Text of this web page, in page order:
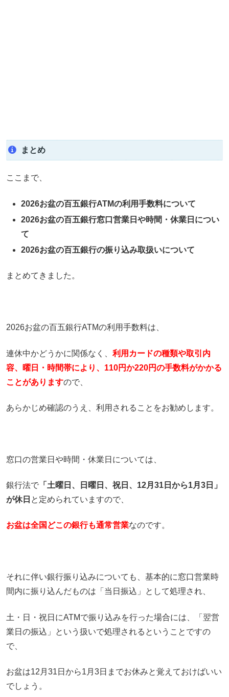
まとめ
ここまで、
2026お盆の百五銀行ATMの利用手数料について
2026お盆の百五銀行窓口営業日や時間・休業日につい
て
2026お盆の百五銀行の振り込み取扱いについて
まとめてきました。
2026お盆の百五銀行ATMの利用手数料は、
連休中かどうかに関係なく、 利用カードの種類や取引内
容、曜日・時間帯により、110円か220円の手数料がかかる
ことがありますので、
あらかじめ確認のうえ、利用されることをお勧めします。
窓口の営業日や時間・休業日については、
銀行法で 「土曜日、日曜日、祝日、12月31日から1月3日」
が休日 と定められていますので、
お盆は全国どこの銀行も通常営業なのです。
それに伴い銀行振り込みについても、基本的に窓口営業時
間内に振り込んだものは「当日振込」として処理され、
土・日・祝日にATMで振り込みを行った場合には、「翌営
業日の振込」という扱いで処理されるということですの
で、
お盆は12月31日から1月3日までお休みと覚えておけばいい
でしょう。